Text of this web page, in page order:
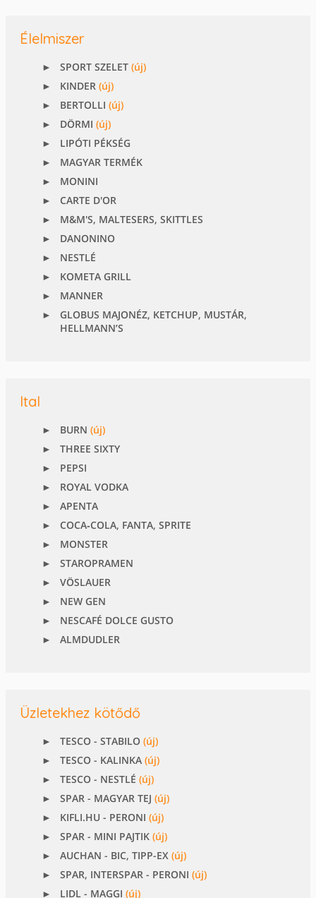
Élelmiszer
SPORT SZELET(új)
KINDER(új)
BERTOLLI(új)
DÖRMI(új)
LIPÓTI PÉKSÉG
MAGYAR TERMÉK
MONINI
CARTE D'OR
M&M'S, MALTESERS, SKITTLES
DANONINO
NESTLÉ
KOMETA GRILL
MANNER
GLOBUS MAJONÉZ, KETCHUP, MUSTÁR,
HELLMANN’S
Ital
BURN(új)
THREE SIXTY
PEPSI
ROYAL VODKA
APENTA
COCA‑COLA, FANTA, SPRITE
MONSTER
STAROPRAMEN
VÖSLAUER
NEW GEN
NESCAFÉ DOLCE GUSTO
ALMDUDLER
Üzletekhez kötődő
TESCO - STABILO(új)
TESCO - KALINKA(új)
TESCO - NESTLÉ(új)
SPAR - MAGYAR TEJ(új)
KIFLI.HU - PERONI(új)
SPAR - MINI PAJTIK(új)
AUCHAN - BIC, TIPP-EX(új)
SPAR, INTERSPAR - PERONI(új)
LIDL - MAGGI(új)